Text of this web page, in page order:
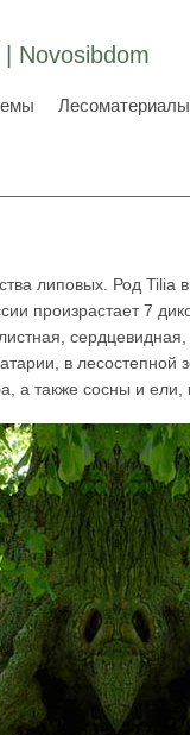
Novosibdom
Лесоматериалы
липовых. Род
произрастает 7
в лесостепной
а также сосны и ели,